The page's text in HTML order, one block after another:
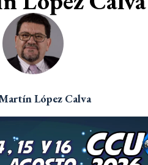
López Calva